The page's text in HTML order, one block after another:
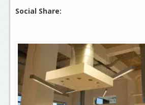
Social Share: